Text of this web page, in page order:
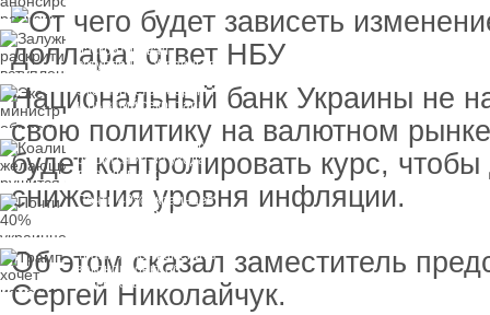
Залужный
раскритиковал
вступление Украины в
другие варианты
Экс-министр обороны
и бывший секретарь
новую "вкусную"
Коалиция желающих
рушится из-за ухода
двух главных
сторонников Украины
Почти 40% украинцев
планируют сменить
Трамп хочет изменить
законопроект об
"адских санкциях"
против России
Национальный банк Украины не
свою политику на валютном
будет контролировать курс,
снижения уровня инфляции.
Об этом сказал заместитель
Сергей Николайчук.